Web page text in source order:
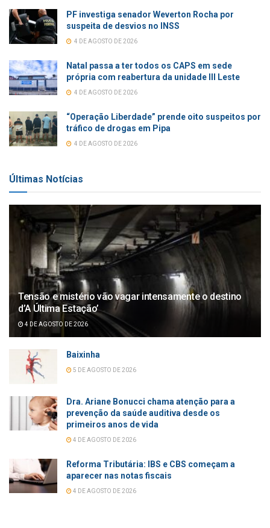
PF investiga senador Weverton Rocha por
suspeita de desvios no INSS
4 DE AGOSTO DE 2026
Natal passa a ter todos os CAPS em sede
própria com reabertura da unidade III Leste
4 DE AGOSTO DE 2026
“Operação Liberdade” prende oito suspeitos por
tráfico de drogas em Pipa
4 DE AGOSTO DE 2026
Últimas Notícias
Tensão e mistério vão vagar intensamente o destino
d’A Última Estação’
4 DE AGOSTO DE 2026
Baixinha
5 DE AGOSTO DE 2026
Dra. Ariane Bonucci chama atenção para a
prevenção da saúde auditiva desde os
primeiros anos de vida
4 DE AGOSTO DE 2026
Reforma Tributária: IBS e CBS começam a
aparecer nas notas fiscais
4 DE AGOSTO DE 2026